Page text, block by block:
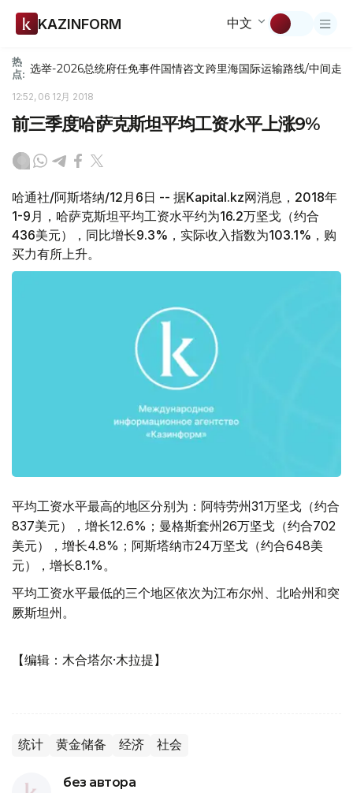
KAZINFORM 中文
热
点: 选举-2026总统府任免事件国情咨文跨里海国际运输路线/中间走廊
12:52, 06 12月 2018
前三季度哈萨克斯坦平均工资水平上涨9%
哈通社/阿斯塔纳/12月6日 -- 据Kapital.kz网消息，2018年
1-9月，哈萨克斯坦平均工资水平约为16.2万坚戈（约合
436美元），同比增长9.3%，实际收入指数为103.1%，购
买力有所上升。
平均工资水平最高的地区分别为：阿特劳州31万坚戈（约合
837美元），增长12.6%；曼格斯套州26万坚戈（约合702
美元），增长4.8%；阿斯塔纳市24万坚戈（约合648美
元），增长8.1%。
平均工资水平最低的三个地区依次为江布尔州、北哈州和突
厥斯坦州。
【编辑：木合塔尔·木拉提】
统计 黄金储备 经济 社会
без автора